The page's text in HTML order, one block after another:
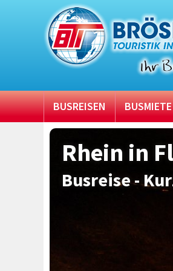
BUSREISEN BUSMIETE
Rhein in
Busreise -